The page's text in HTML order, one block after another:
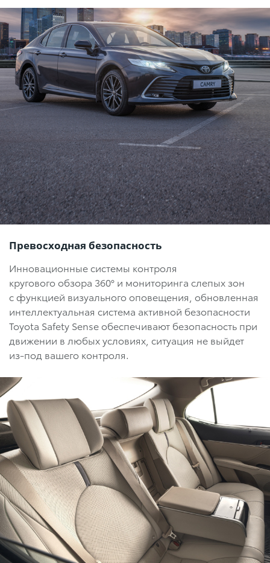
Превосходная безопасность
Инновационные системы контроля
кругового обзора 360° и мониторинга слепых зон
с функцией визуального оповещения, обновленная
интеллектуальная система активной безопасности
Toyota Safety Sense обеспечивают безопасность при
движении в любых условиях, ситуация не выйдет
из-под вашего контроля.